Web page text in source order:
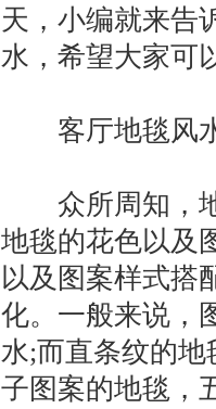
天，小编就来告
水，希望大家可
客厅地毯风
众所周知，地
地毯的花色以及
以及图案样式搭
化。一般来说，
水;而直条纹的
子图案的地毯，